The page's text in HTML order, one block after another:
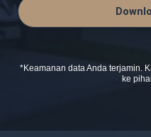
*Keamanan data Anda terjamin.
ke